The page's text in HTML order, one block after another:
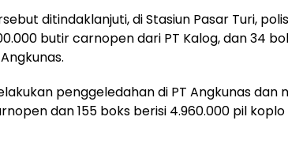
ditindaklanjuti, di Stasiun Pasar Turi,
butir carnopen dari PT Kalog, dan 34
penggeledahan di PT Angkunas dan
dan 155 boks berisi 4.960.000 pil